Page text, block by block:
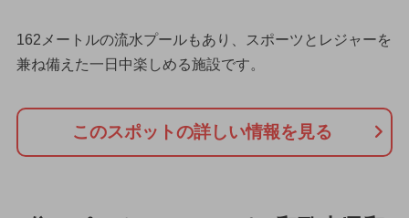
162メートルの流水プールもあり、スポーツとレジャーを
兼ね備えた一日中楽しめる施設です。
このスポットの詳しい情報を見る